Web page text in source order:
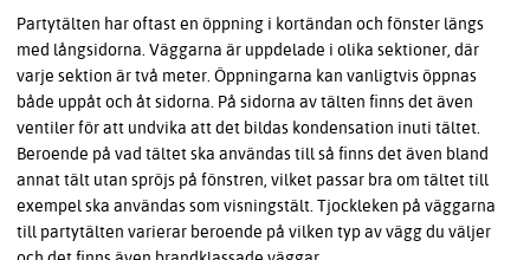
Partytälten har oftast en öppning i kortändan och fönster längs
med långsidorna. Väggarna är uppdelade i olika sektioner, där
varje sektion är två meter. Öppningarna kan vanligtvis öppnas
både uppåt och åt sidorna. På sidorna av tälten finns det även
ventiler för att undvika att det bildas kondensation inuti tältet.
Beroende på vad tältet ska användas till så finns det även bland
annat tält utan spröjs på fönstren, vilket passar bra om tältet till
exempel ska användas som visningstält. Tjockleken på väggarna
till partytälten varierar beroende på vilken typ av vägg du väljer